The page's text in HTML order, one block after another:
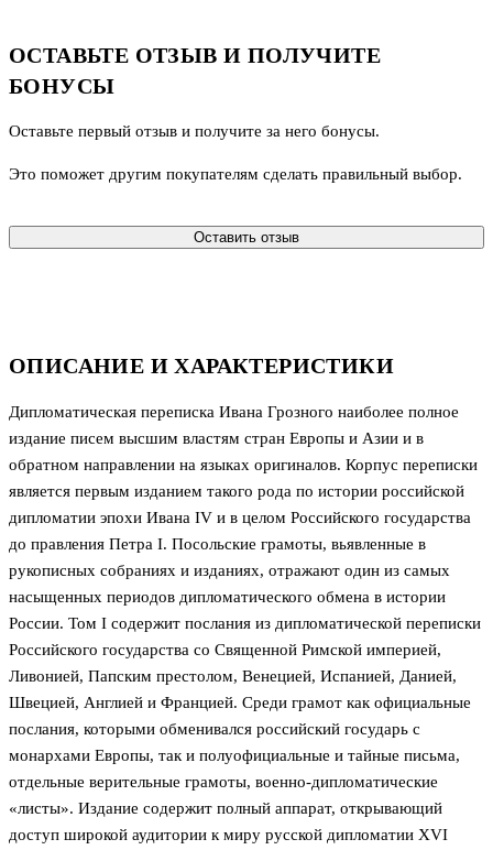
ОПИСАНИЕ И ХАРАКТЕРИСТИКИ
Дипломатическая переписка Ивана Грозного наиболее полное
издание писем высшим властям стран Европы и Азии и в
обратном направлении на языках оригиналов. Корпус переписки
является первым изданием такого рода по истории российской
дипломатии эпохи Ивана IV и в целом Российского государства
до правления Петра I. Посольские грамоты, вьявленные в
рукописных собраниях и изданиях, отражают один из самых
насыщенных периодов дипломатического обмена в истории
России. Том I содержит послания из дипломатической переписки
Российского государства со Священной Римской империей,
Ливонией, Папским престолом, Венецией, Испанией, Данией,
Швецией, Англией и Францией. Среди грамот как официальные
послания, которыми обменивался российский государь с
монархами Европы, так и полуофициальные и тайные письма,
отдельные верительные грамоты, военно-дипломатические
«листы». Издание содержит полный аппарат, открывающий
доступ широкой аудитории к миру русской дипломатии XVI
ОСТАВЬТЕ ОТЗЫВ И ПОЛУЧИТЕ
БОНУСЫ
Оставьте первый отзыв и получите за него бонусы.
Это поможет другим покупателям сделать правильный выбор.
Оставить отзыв